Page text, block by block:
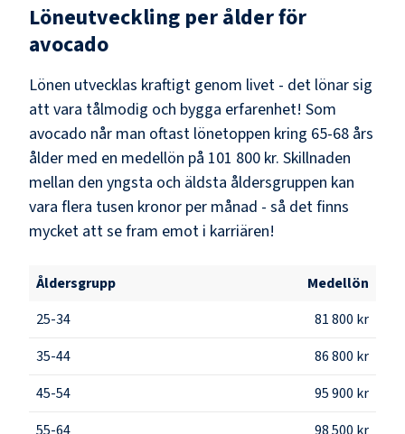
Löneutveckling per ålder för
avocado
Lönen utvecklas kraftigt genom livet - det lönar sig
att vara tålmodig och bygga erfarenhet! Som
avocado når man oftast lönetoppen kring 65-68 års
ålder med en medellön på 101 800 kr. Skillnaden
mellan den yngsta och äldsta åldersgruppen kan
vara flera tusen kronor per månad - så det finns
mycket att se fram emot i karriären!
Åldersgrupp
Medellön
25-34
81 800 kr
35-44
86 800 kr
45-54
95 900 kr
55-64
98 500 kr